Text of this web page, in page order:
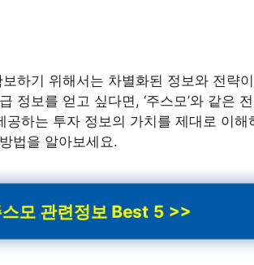
하기 위해서는 차별화된 정보와 전략
정보를 얻고 싶다면, ‘주스모’와 같은
하는 투자 정보의 가치를 제대로 이
법을 알아보세요.
모 관련정보 Best 5 >>